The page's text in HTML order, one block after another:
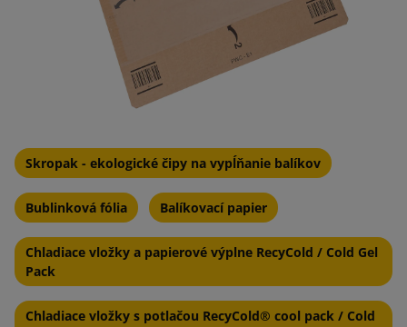
Skropak - ekologické čipy na vypĺňanie balíkov
Bublinková fólia Balíkovací papier
Chladiace vložky a papierové výplne RecyCold / Cold Gel
Pack
Chladiace vložky s potlačou RecyCold® cool pack / Cold